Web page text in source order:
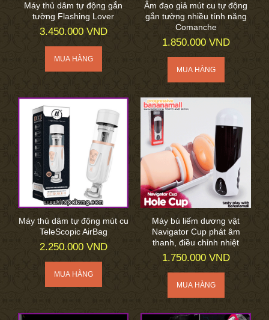
Máy thủ dâm tự động gắn
tường Flashing Lover
3.450.000 VND
Âm đạo giả mút cu tự động
gắn tường nhiều tính năng
Comanche
1.850.000 VND
Máy thủ dâm tự động mút cu
TeleScopic AirBag
2.250.000 VND
Máy bú liếm dương vật
Navigator Cup phát âm
thanh, điều chỉnh nhiệt
1.750.000 VND